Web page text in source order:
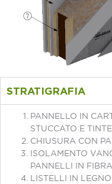
STRATIGRAFIA
PANNELLO IN
STUCCATO E
CHIUSURA CON
ISOLAMENTO
PANNELLI IN
LISTELLI IN LEGNO